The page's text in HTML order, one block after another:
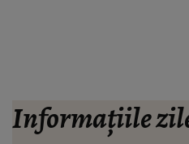
Informațiile